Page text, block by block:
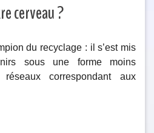
cerveau ?
du recyclage : il s’est mis
sous une forme moins
correspondant aux